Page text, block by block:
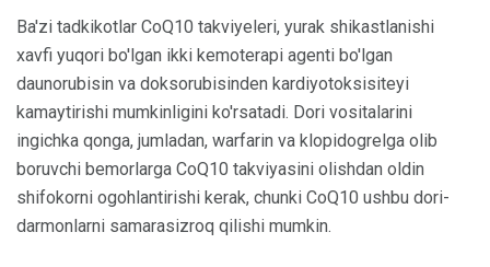
Ba'zi tadkikotlar CoQ10 takviyeleri, yurak shikastlanishi
xavfi yuqori bo'lgan ikki kemoterapi agenti bo'lgan
daunorubisin va doksorubisinden kardiyotoksisiteyi
kamaytirishi mumkinligini ko'rsatadi. Dori vositalarini
ingichka qonga, jumladan, warfarin va klopidogrelga olib
boruvchi bemorlarga CoQ10 takviyasini olishdan oldin
shifokorni ogohlantirishi kerak, chunki CoQ10 ushbu dori-
darmonlarni samarasizroq qilishi mumkin.